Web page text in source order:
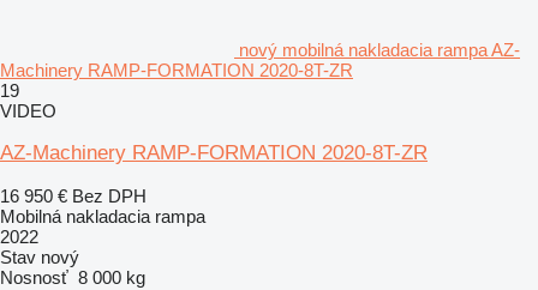
nový mobilná nakladacia rampa AZ-
Machinery RAMP-FORMATION 2020-8T-ZR
19
VIDEO
AZ-Machinery RAMP-FORMATION 2020-8T-ZR
16 950 € Bez DPH
Mobilná nakladacia rampa
2022
Stav nový
Nosnosť 8 000 kg